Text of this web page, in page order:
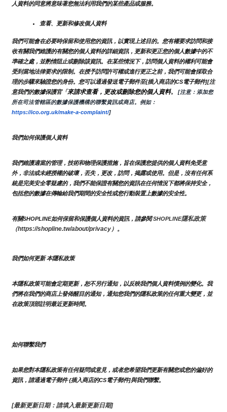
人資料的同意將意味著您無法利用我們的某些產品或服務。
查看、更新和修改個人資料
我們可能會在必要時保留和使用您的資訊，以實現上述目的。您有權要求訪問和接
收有關我們維護的有關您的個人資料的詳細資訊，更新和更正您的個人數據中的不
準確之處，並酌情阻止或刪除該資訊。在某些情況下，訪問個人資料的權利可能會
受到當地法律要求的限制。在授予訪問許可權或進行更正之前，我們可能會採取合
理的步驟來驗證您的身份。您可以通過發送電子郵件至{插入商店的CS電子郵件][注
意我們的數據保護官「來請求查看，更改或刪除您的個人資料。
[注意：添加您
所在司法管轄區的數據保護機構的聯繫資訊或商店。例如：
https://ico.org.uk/make-a-complaint/]
我們如何保護個人資料
我們維護適當的管理，技術和物理保護措施，旨在保護您提供的個人資料免受意
外，非法或未經授權的破壞，丟失，更改，訪問，揭露或使用。但是，沒有任何系
統是完美安全零疑慮的，我們不能保證有關您的資訊在任何情況下都將保持安全，
包括您的數據在傳輸給我們期間的安全性或您行動裝置上數據的安全性。
有關SHOPLINE如何保留和保護個人資料的資訊，請參閱 SHOPLINE隱私政策
（https://shopline.tw/about/privacy）。
我們如何更新 本隱私政策
本隱私政策可能會定期更新，恕不另行通知，以反映我們個人資料慣例的變化。我
們將在我們的商店上發佈醒目的通知，通知您我們的隱私政策的任何重大變更，並
在政策頂部註明最近更新時間。
如何聯繫我們
如果您對本隱私政策有任何疑問或意見，或者您希望我們更新有關您或您的偏好的
資訊，請通過電子郵件 {插入商店的CS電子郵件]與我們聯繫。
[最新更新日期：請填入最新更新日期]